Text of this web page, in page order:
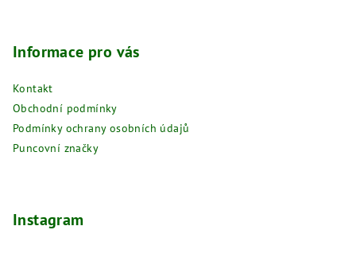
Informace pro vás
Kontakt
Obchodní podmínky
Podmínky ochrany osobních údajů
Puncovní značky
Instagram